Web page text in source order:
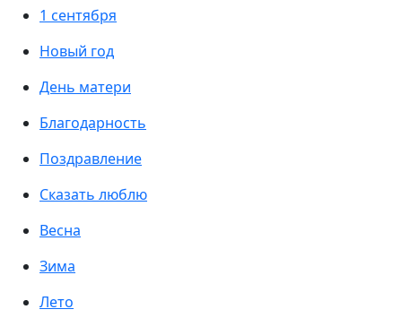
1 сентября
Новый год
День матери
Благодарность
Поздравление
Сказать люблю
Весна
Зима
Лето